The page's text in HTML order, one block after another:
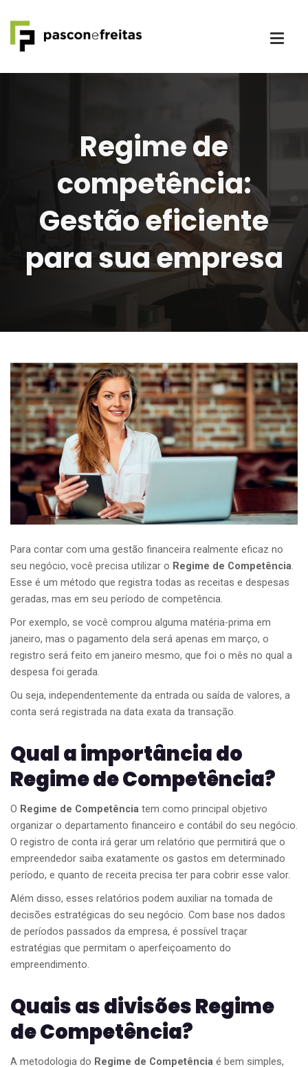
Regime de
competência:
Gestão eficiente
para sua empresa
Para contar com uma gestão financeira realmente eficaz no
seu negócio, você precisa utilizar o Regime de Competência.
Esse é um método que registra todas as receitas e despesas
geradas, mas em seu período de competência.
Por exemplo, se você comprou alguma matéria-prima em
janeiro, mas o pagamento dela será apenas em março, o
registro será feito em janeiro mesmo, que foi o mês no qual a
despesa foi gerada.
Ou seja, independentemente da entrada ou saída de valores, a
conta será registrada na data exata da transação.
Qual a importância do
Regime de Competência?
O Regime de Competência tem como principal objetivo
organizar o departamento financeiro e contábil do seu negócio.
O registro de conta irá gerar um relatório que permitirá que o
empreendedor saiba exatamente os gastos em determinado
período, e quanto de receita precisa ter para cobrir esse valor.
Além disso, esses relatórios podem auxiliar na tomada de
decisões estratégicas do seu negócio. Com base nos dados
de períodos passados da empresa, é possível traçar
estratégias que permitam o aperfeiçoamento do
empreendimento.
Quais as divisões Regime
de Competência?
A metodologia do Regime de Competência é bem simples,